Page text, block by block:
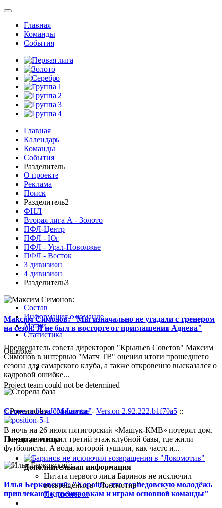
Главная
Команды
События
Главная
Календарь
Команды
События
Разделитель
О проекте
Реклама
Поиск
Разделитель2
ФНЛ
Вторая лига А - Золото
ПФЛ-Центр
ПФЛ - Юг
ПФЛ - Урал-Поволжье
ПФЛ - Восток
3 дивизион
4 дивизион
Разделитель3
Максим Симонов: "Мы изначально не угадали с тренером
на сезон. Я не был в восторге от приглашения Адиева"
Председатель совета директоров "Крыльев Советов" Максим
Симонов в интервью "Матч ТВ" оценил итоги прошедшего
сезона для самарского клуба, а также откровенно высказался о
кадровой ошибке...
Сгорела база "Машука"
В ночь на 26 июля пятигорский «Машук-КМВ» потерял дом.
Пожар уничтожил третий этаж клубной базы, где жили
футболисты. А вода, которой тушили, как часто и...
Илья Берковский: "Хорошо, что торпедовскую молодёжь
привлекают к тренировкам и играм основной команды"
Состав
Информация о команде
Матчи
Статистика
Ошибка
Project team could not be determined
:: Powered byJoomLeague- Version 2.92.222.b1f70a5 ::
Первые лица
Дополнительная информация
Цитата первого лица Баринов не исключил
возвращения в "Локомотив"
Подробнее ...